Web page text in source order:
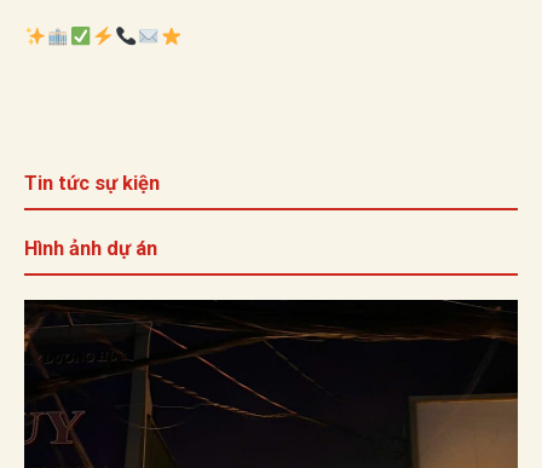
Tin tức sự kiện
Hình ảnh dự án